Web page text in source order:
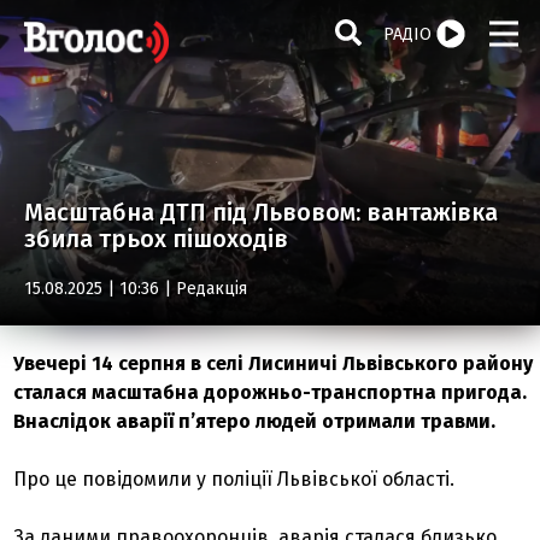
РАДІО
Масштабна ДТП під Львовом: вантажівка
збила трьох пішоходів
15.08.2025 | 10:36 | Редакція
Увечері 14 серпня в селі Лисиничі Львівського району
сталася масштабна дорожньо-транспортна пригода.
Внаслідок аварії п’ятеро людей отримали травми.
Про це повідомили у поліції Львівської області.